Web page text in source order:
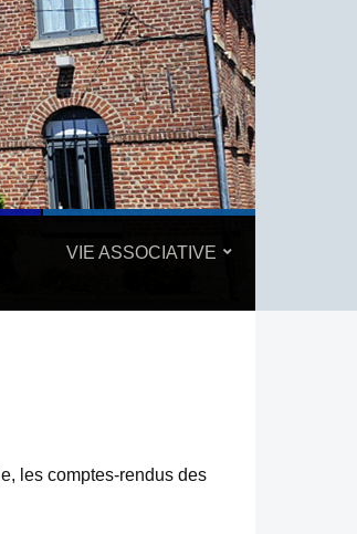
VIE ASSOCIATIVE
les comptes-rendus des